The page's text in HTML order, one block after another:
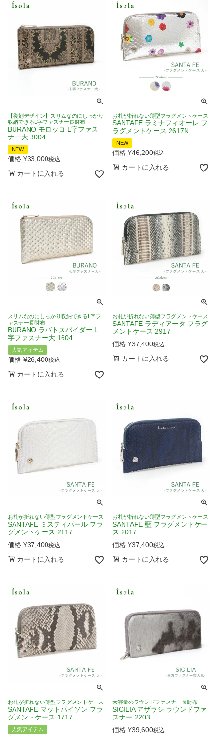
【復刻デザイン】スリムなのにしっかり
収納できるL字ファスナー長財布
BURANO モロッコ L字ファス
ナー大 3004
NEW
価格 ¥33,000税込
カートに入れる
お札が折れない薄型フラグメントケース
SANTAFE ラミナフィオーレ フ
ラグメントケース 2617N
NEW
価格 ¥46,200税込
カートに入れる
スリムなのにしっかり収納できるL字フ
ァスナー長財布
BURANO ラバトスパイダー L
字ファスナー大 1604
人気アイテム
価格 ¥26,400税込
カートに入れる
お札が折れない薄型フラグメントケース
SANTAFE ラディアータ フラグ
メントケース 2917
価格 ¥37,400税込
カートに入れる
お札が折れない薄型フラグメントケース
SANTAFE ミスティパール フラ
グメントケース 2117
価格 ¥37,400税込
カートに入れる
お札が折れない薄型フラグメントケース
SANTAFE 藍 フラグメントケー
ス 2017
価格 ¥37,400税込
カートに入れる
お札が折れない薄型フラグメントケース
SANTAFE マットパイソン フラ
グメントケース 1717
人気アイテム
大容量のラウンドファスナー長財布
SICILIA アザラシ ラウンドファ
スナー 2203
価格 ¥39,600税込